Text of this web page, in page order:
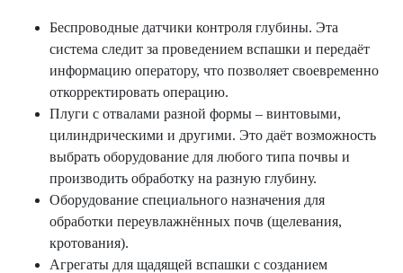
Беспроводные датчики контроля глубины. Эта
система следит за проведением вспашки и передаёт
информацию оператору, что позволяет своевременно
откорректировать операцию.
Плуги с отвалами разной формы – винтовыми,
цилиндрическими и другими. Это даёт возможность
выбрать оборудование для любого типа почвы и
производить обработку на разную глубину.
Оборудование специального назначения для
обработки переувлажнённых почв (щелевания,
кротования).
Агрегаты для щадящей вспашки с созданием